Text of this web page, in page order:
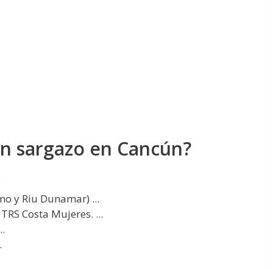
sargazo en Cancún?
y Riu Dunamar) ...
Costa Mujeres. ...